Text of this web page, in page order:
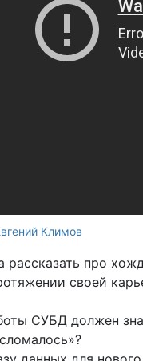
Климов
рассказать про
своей
СУБД должен